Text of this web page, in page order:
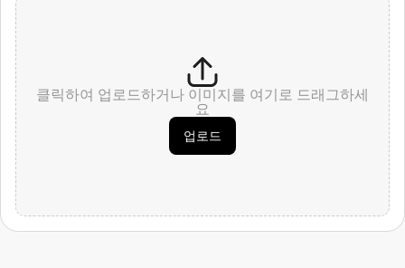
AI 이미지 업스케일러 신규
AI 이미지 인페인트 신규
AI 코드 생성기
웹 앱
브라우저에서 열기
클릭하여 업로드하거나 이미지를 여기로 드래그하세
요
업로드